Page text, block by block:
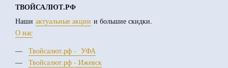
ТВОЙСАЛЮТ.РФ
Наши актуальные акции и большие скидки.
О нас
Твойсалют.рф - УФА
Твойсалют.рф - Ижевск